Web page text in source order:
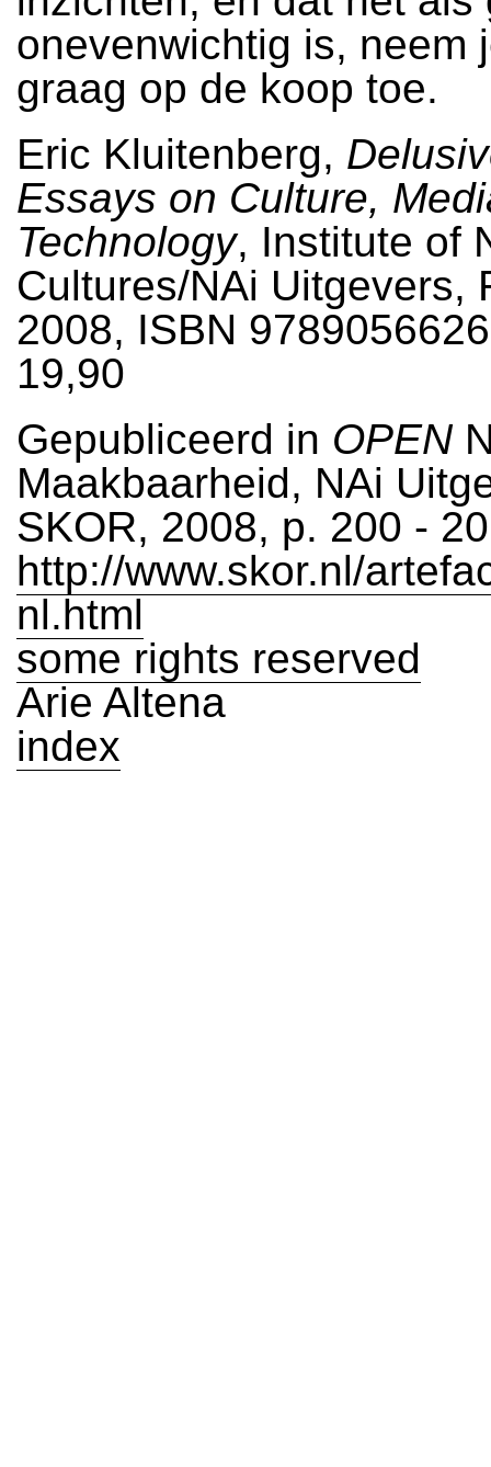
onevenwichtig is, neem
graag op de koop toe.
Eric Kluitenberg,
Essays on Culture,
Technology, Institute of
Cultures/NAi Uitgevers,
2008, ISBN
19,90
Gepubliceerd in OPEN
Maakbaarheid, NAi
SKOR, 2008, p. 200 -
http://www.skor.nl/
nl.html
some rights reserved
Arie Altena
index